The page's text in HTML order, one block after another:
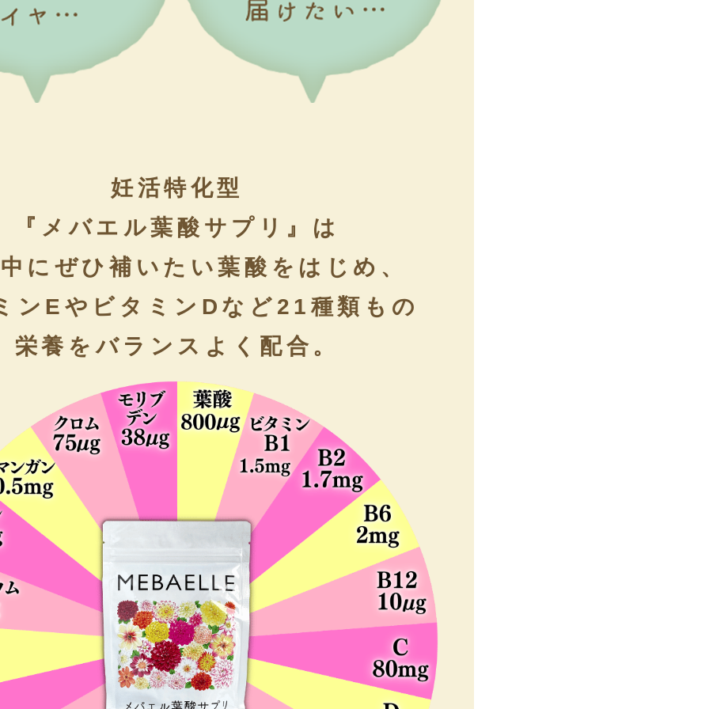
妊活特化型
『メバエル葉酸サプリ』は
にぜひ補いたい葉酸をはじめ、
ンEやビタミンDなど21種類もの
栄養をバランスよく配合。